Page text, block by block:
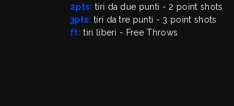
2pts: tiri da due punti - 2 point shots
3pts: tiri da tre punti - 3 point shots
ft: tiri liberi - Free Throws